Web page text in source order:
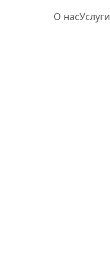
О насУслуги